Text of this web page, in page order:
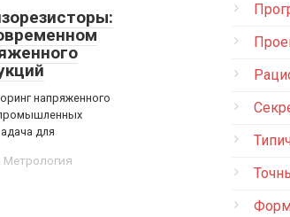
напряженного
для
Метрология